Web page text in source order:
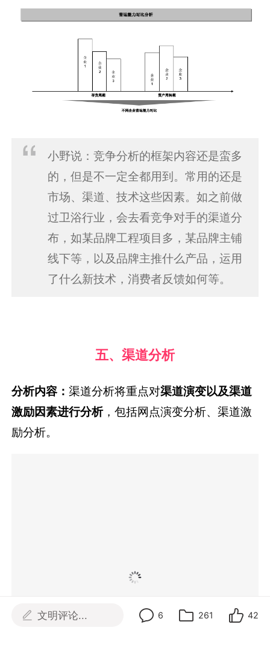
小野说：竞争分析的框架内容还是蛮多
的，但是不一定全都用到。常用的还是
市场、渠道、技术这些因素。如之前做
过卫浴行业，会去看竞争对手的渠道分
布，如某品牌工程项目多，某品牌主铺
线下等，以及品牌主推什么产品，运用
了什么新技术，消费者反馈如何等。
五、渠道分析
分析内容：渠道分析将重点对渠道演变以及渠道
激励因素进行分析，包括网点演变分析、渠道激
励分析。
文明评论... 6 261 42